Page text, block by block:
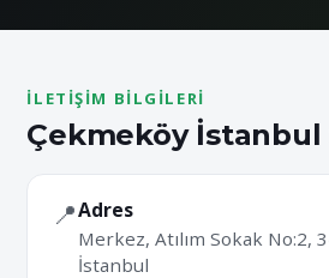
İLETIŞIM BILGILERI
Çekmeköy İstanbul
📍Adres
Merkez, Atılım Sokak No:2,
İstanbul